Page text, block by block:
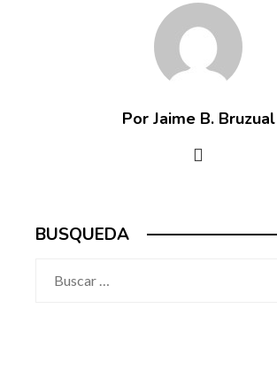
Por Jaime B. Bruzual
BUSQUEDA